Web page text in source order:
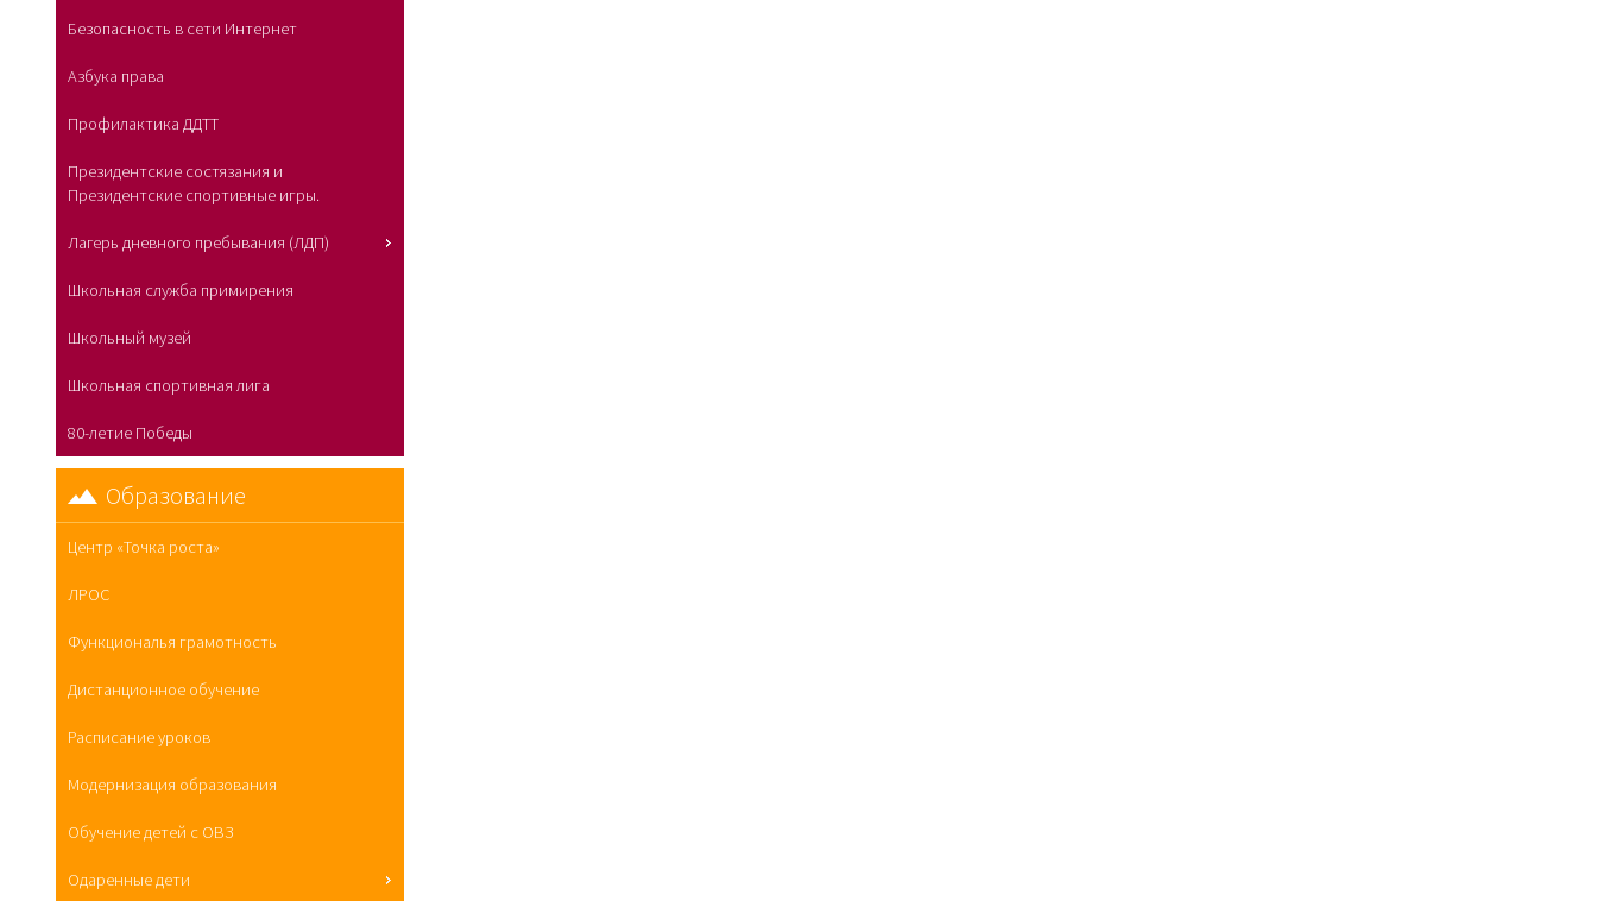
Безопасность в сети Интернет
Азбука права
Профилактика ДДТТ
Президентские состязания и
Президентские спортивные игры.
Лагерь дневного пребывания (ЛДП)
Школьная служба примирения
Школьный музей
Школьная спортивная лига
80-летие Победы
Образование
Центр «Точка роста»
ЛРОС
Функциональя грамотность
Дистанционное обучение
Расписание уроков
Модернизация образования
Обучение детей с ОВЗ
Одаренные дети